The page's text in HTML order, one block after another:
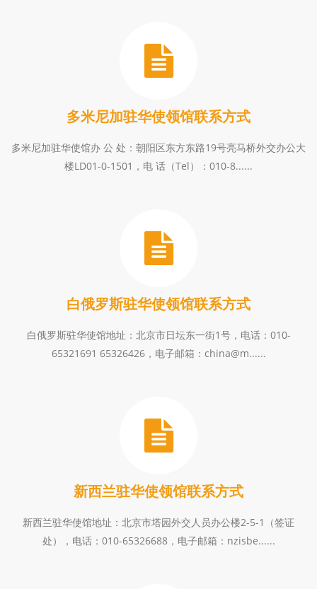
多米尼加驻华使领馆联系方式
多米尼加驻华使馆办 公 处：朝阳区东方东路19号亮马桥外交办公大
楼LD01-0-1501，电 话（Tel）：010-8......
白俄罗斯驻华使领馆联系方式
白俄罗斯驻华使馆地址：北京市日坛东一街1号，电话：010-
65321691 65326426，电子邮箱：china@m......
新西兰驻华使领馆联系方式
新西兰驻华使馆地址：北京市塔园外交人员办公楼2-5-1（签证
处），电话：010-65326688，电子邮箱：nzisbe......